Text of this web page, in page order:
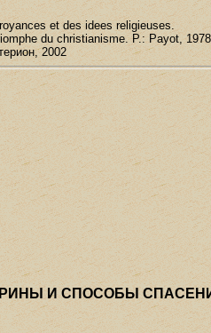
et des idees religieuses.
du christianisme. P.: Payot, 1978
2002
И СПОСОБЫ